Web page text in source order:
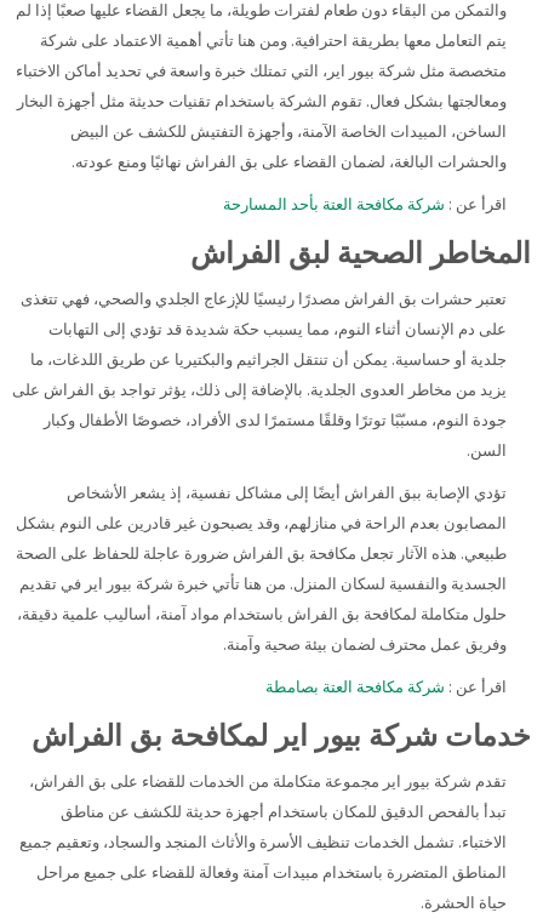
والتمكن من البقاء دون طعام لفترات طويلة، ما يجعل القضاء عليها صعبًا إذا لم
يتم التعامل معها بطريقة احترافية. ومن هنا تأتي أهمية الاعتماد على شركة
متخصصة مثل شركة بيور اير، التي تمتلك خبرة واسعة في تحديد أماكن الاختباء
ومعالجتها بشكل فعال. تقوم الشركة باستخدام تقنيات حديثة مثل أجهزة البخار
الساخن، المبيدات الخاصة الآمنة، وأجهزة التفتيش للكشف عن البيض
والحشرات البالغة، لضمان القضاء على بق الفراش نهائيًا ومنع عودته.
اقرأ عن : شركة مكافحة العتة بأحد المسارحة
المخاطر الصحية لبق الفراش
تعتبر حشرات بق الفراش مصدرًا رئيسيًا للإزعاج الجلدي والصحي، فهي تتغذى
على دم الإنسان أثناء النوم، مما يسبب حكة شديدة قد تؤدي إلى التهابات
جلدية أو حساسية. يمكن أن تنتقل الجراثيم والبكتيريا عن طريق اللدغات، ما
يزيد من مخاطر العدوى الجلدية. بالإضافة إلى ذلك، يؤثر تواجد بق الفراش على
جودة النوم، مسبّبًا توترًا وقلقًا مستمرًا لدى الأفراد، خصوصًا الأطفال وكبار
السن.
تؤدي الإصابة ببق الفراش أيضًا إلى مشاكل نفسية، إذ يشعر الأشخاص
المصابون بعدم الراحة في منازلهم، وقد يصبحون غير قادرين على النوم بشكل
طبيعي. هذه الآثار تجعل مكافحة بق الفراش ضرورة عاجلة للحفاظ على الصحة
الجسدية والنفسية لسكان المنزل. من هنا تأتي خبرة شركة بيور اير في تقديم
حلول متكاملة لمكافحة بق الفراش باستخدام مواد آمنة، أساليب علمية دقيقة،
وفريق عمل محترف لضمان بيئة صحية وآمنة.
اقرأ عن : شركة مكافحة العتة بصامطة
خدمات شركة بيور اير لمكافحة بق الفراش
تقدم شركة بيور اير مجموعة متكاملة من الخدمات للقضاء على بق الفراش،
تبدأ بالفحص الدقيق للمكان باستخدام أجهزة حديثة للكشف عن مناطق
الاختباء. تشمل الخدمات تنظيف الأسرة والأثاث المنجد والسجاد، وتعقيم جميع
المناطق المتضررة باستخدام مبيدات آمنة وفعالة للقضاء على جميع مراحل
حياة الحشرة.